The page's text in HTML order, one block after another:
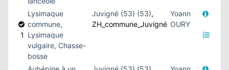
1
Lysimaque
commune,
Lysimaque
vulgaire, Chasse-
bosse
Juvigné (53) (53),
ZH_commune_Juvigné
Yoann
OURY